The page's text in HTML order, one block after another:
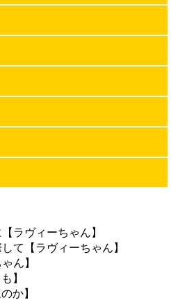
ラヴィーちゃん】
て【ラヴィーちゃん】
ん】
】
か】